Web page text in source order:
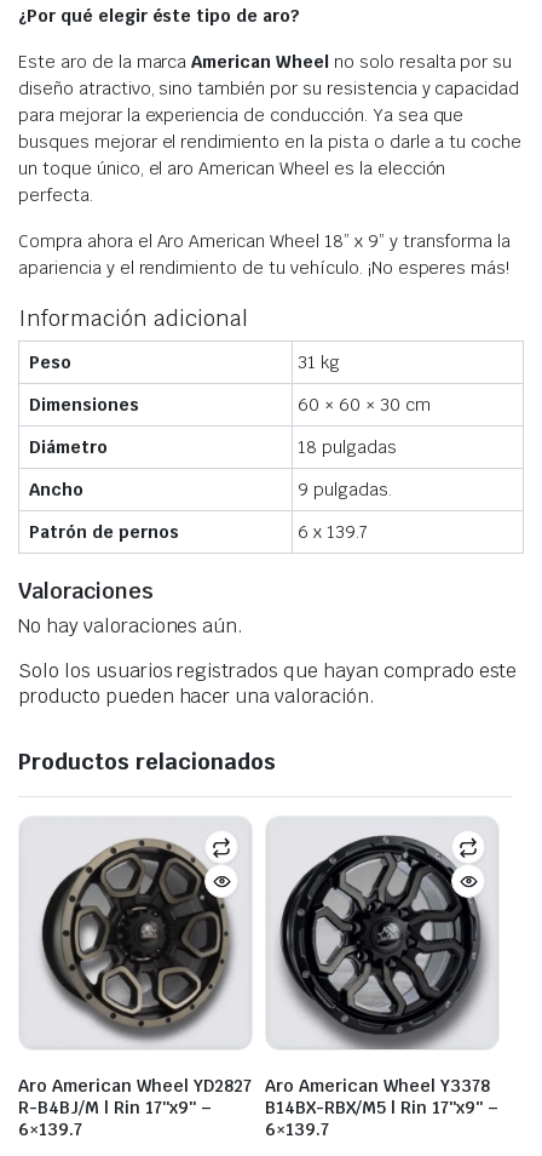
¿Por qué elegir éste tipo de aro?
Este aro de la marcaAmerican Wheel no solo resalta por su
diseño atractivo, sino también por su resistencia y capacidad
para mejorar la experiencia de conducción. Ya sea que
busques mejorar el rendimiento en la pista o darle a tu coche
un toque único, el aro American Wheel es la elección
perfecta.
Compra ahora el Aro American Wheel 18” x 9” y transforma la
apariencia y el rendimiento de tu vehículo. ¡No esperes más!
Información adicional
Peso
31 kg
Dimensiones
60 × 60 × 30 cm
Diámetro
18 pulgadas
Ancho
9 pulgadas.
Patrón de pernos
6 x 139.7
Valoraciones
No hay valoraciones aún.
Solo los usuarios registrados que hayan comprado este
producto pueden hacer una valoración.
Productos relacionados
Aro American Wheel YD2827
R-B4BJ/M | Rin 17″x9″ –
6×139.7
Aro American Wheel Y3378
B14BX-RBX/M5 | Rin 17″x9″ –
6×139.7